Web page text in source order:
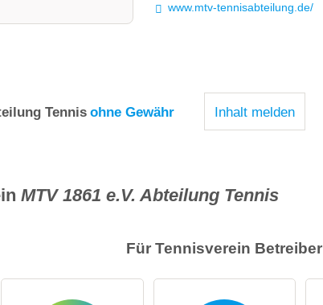
www.mtv-tennisabteilung.de/
Tennis ohne Gewähr Inhalt melden
MTV 1861 e.V. Abteilung Tennis
Für Tennisverein Betreiber